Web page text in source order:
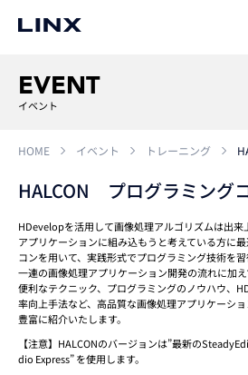
企業 情報
新卒 採用
EVENT
イベント
HOME イベント トレーニング
HALCON プログラミング
HDevelopを活用して画像処理アルゴリズムは出来
アプリケーションに組み込もうと考えている方に
コンを用いて、実践形式でプログラミング技術を習
一連の画像処理アプリケーション開発の流れに加
便利なテクニック、プログラミングのノウハウ、
率向上手法など、高品質な画像処理アプリケーシ
豊富に紹介いたします。
【注意】HALCONのバージョンは”最新の
dio Express” を使用します。